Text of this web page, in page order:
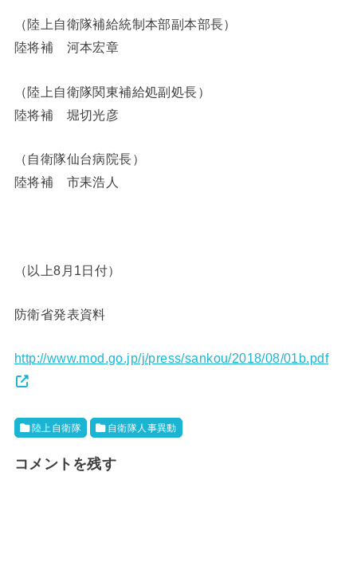
（陸上自衛隊補給統制本部副本部長）
陸将補 河本宏章
（陸上自衛隊関東補給処副処長）
陸将補 堀切光彦
（自衛隊仙台病院長）
陸将補 市耒浩人
（以上8月1日付）
防衛省発表資料
http://www.mod.go.jp/j/press/sankou/2018/08/01b.pdf
陸上自衛隊 自衛隊人事異動
コメントを残す